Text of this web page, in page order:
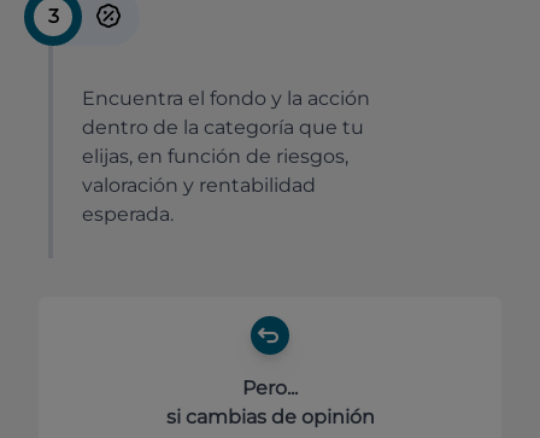
3
Encuentra el fondo y la acción
dentro de la categoría que tu
elijas, en función de riesgos,
valoración y rentabilidad
esperada.
Pero...
si cambias de opinión